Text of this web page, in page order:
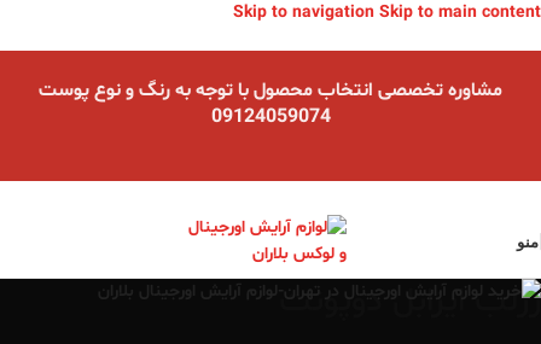
Skip to navigation Skip to main content
مشاوره تخصصی انتخاب محصول با توجه به رنگ و نوع پوست
09124059074
منو
رژلب ایزابل دوپونت